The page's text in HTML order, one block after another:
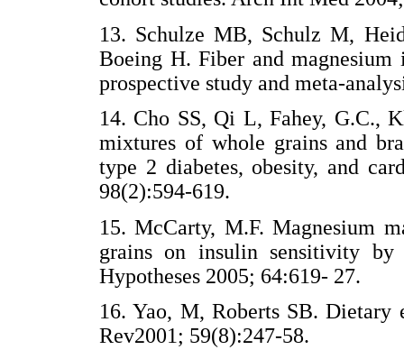
13. Schulze MB, Schulz M,
Boeing H. Fiber and
prospective study and meta-
14. Cho SS, Qi L, Fahey, G.C.,
mixtures of whole grains and
type 2 diabetes, obesity, and
98(2):594-619.
15. McCarty, M.F. Magnesium
grains on insulin sensitivity
Hypotheses 2005; 64:619- 27.
16. Yao, M, Roberts SB.
Rev2001; 59(8):247-58.